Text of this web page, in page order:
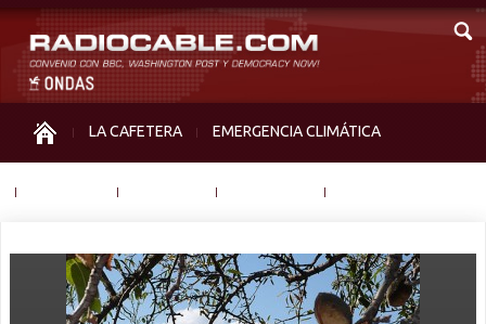
LA CAFETERA EMERGENCIA CLIMÁTICA